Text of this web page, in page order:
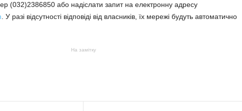
(032)2386850 або надіслати запит на електронну адресу
. У разі відсутності відповіді від власників, їх мережі будуть автоматично
На замітку